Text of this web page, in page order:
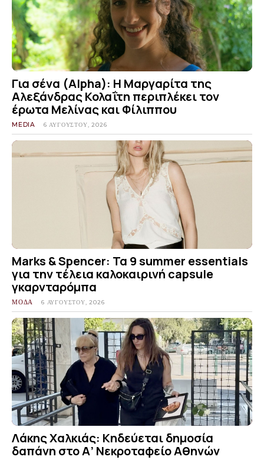
Για σένα (Alpha): Η Μαργαρίτα της
Αλεξάνδρας Κολαΐτη περιπλέκει τον
έρωτα Μελίνας και Φίλιππου
MEDIA 6 ΑΥΓΟΎΣΤΟΥ, 2026
Marks & Spencer: Τα 9 summer essentials
για την τέλεια καλοκαιρινή capsule
γκαρνταρόμπα
ΜΟΔΑ 6 ΑΥΓΟΎΣΤΟΥ, 2026
Λάκης Χαλκιάς: Κηδεύεται δημοσία
δαπάνη στο Α’ Νεκροταφείο Αθηνών